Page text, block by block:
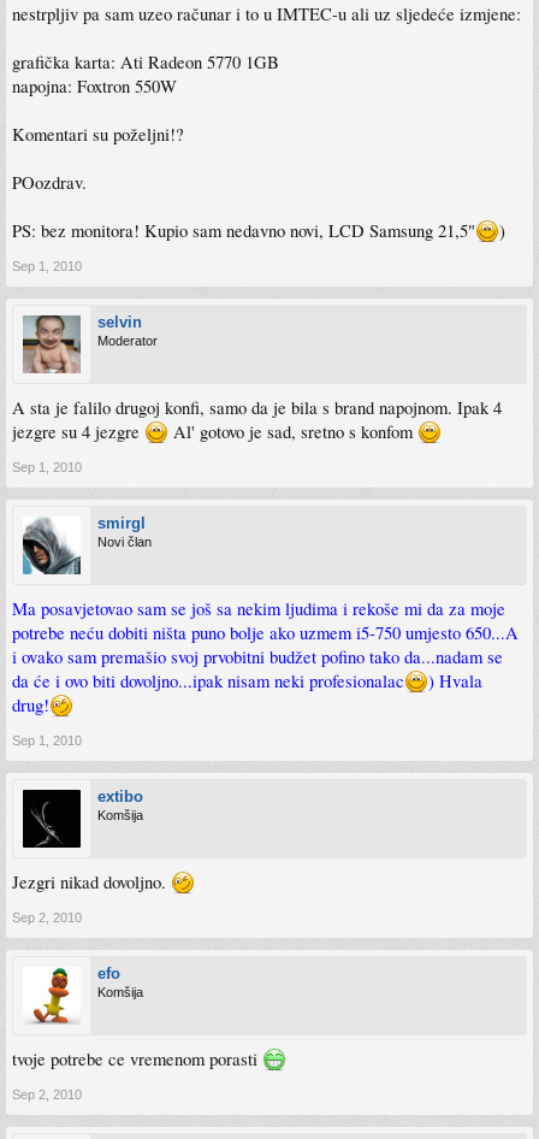
nestrpljiv pa sam uzeo računar i to u IMTEC-u ali uz sljedeće izmjene:
grafička karta: Ati Radeon 5770 1GB
napojna: Foxtron 550W
Komentari su poželjni!?
POozdrav.
PS: bez monitora! Kupio sam nedavno novi, LCD Samsung 21,5" )
Sep 1, 2010
selvin
Moderator
A sta je falilo drugoj konfi, samo da je bila s brand napojnom. Ipak 4
jezgre su 4 jezgre
Al' gotovo je sad, sretno s konfom
Sep 1, 2010
smirgl
Novi član
Ma posavjetovao sam se još sa nekim ljudima i rekoše mi da za moje
potrebe neću dobiti ništa puno bolje ako uzmem i5-750 umjesto 650...A
i ovako sam premašio svoj prvobitni budžet pofino tako da...nadam se
da će i ovo biti dovoljno...ipak nisam neki profesionalac
) Hvala
drug!
Sep 1, 2010
extibo
Komšija
Jezgri nikad dovoljno.
Sep 2, 2010
efo
Komšija
tvoje potrebe ce vremenom porasti
Sep 2, 2010